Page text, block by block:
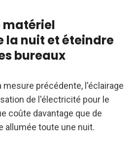
matériel
nuit et éteindre
bureaux
mesure précédente, l'éclairage
de l'électricité pour le
coûte davantage que de
allumée toute une nuit.